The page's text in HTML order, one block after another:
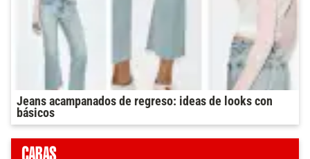
Jeans acampanados de regreso: ideas de looks con
básicos